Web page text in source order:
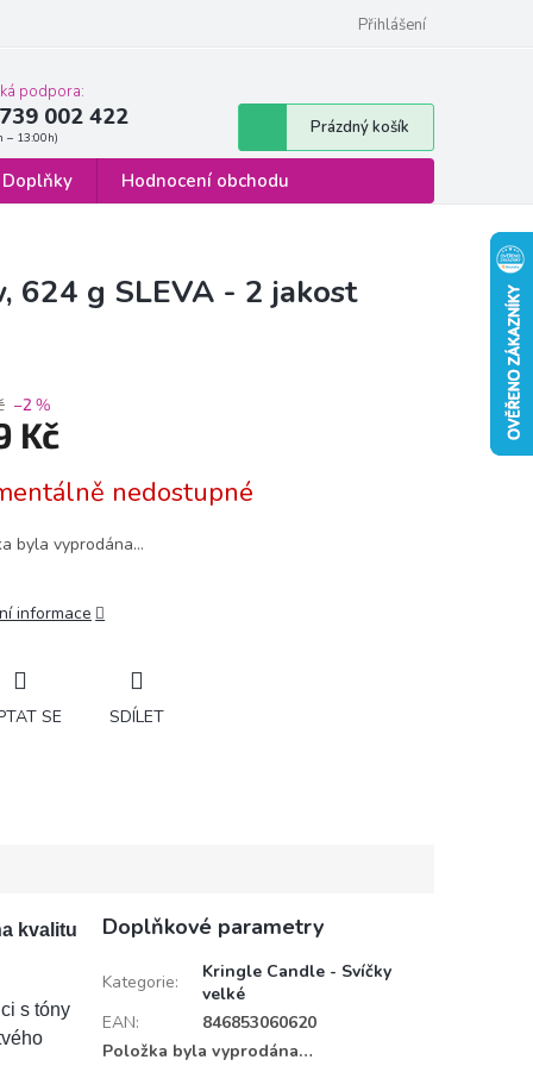
Formulář pro odstoupení od smlouvy
Přihlášení
podpora:
002 422
Nákupní
košík
Prázdný košík
Doplňky Hodnocení obchodu
624 g SLEVA - 2 jakost
–2 %
Kč
nedostupné
byla vyprodána…
informace
SE SDÍLET
kvalitu
s tóny
Doplňkové parametry
Kategorie:
Kringle Candle - Svíčky
velké
EAN:
846853060620
Položka byla vyprodána…